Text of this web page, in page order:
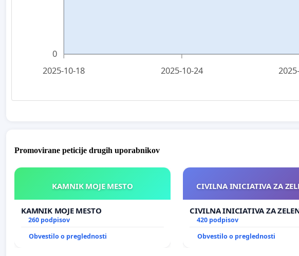
0
2025-10-18 2025-10-24
Promovirane peticije drugih uporabnikov
KAMNIK MOJE MESTO
KAMNIK MOJE MESTO
260 podpisov
Obvestilo o preglednosti
CIVILNA INICIATIVA ZA
CIVILNA INICIATIVA ZA
420 podpisov
Obvestilo o preglednosti